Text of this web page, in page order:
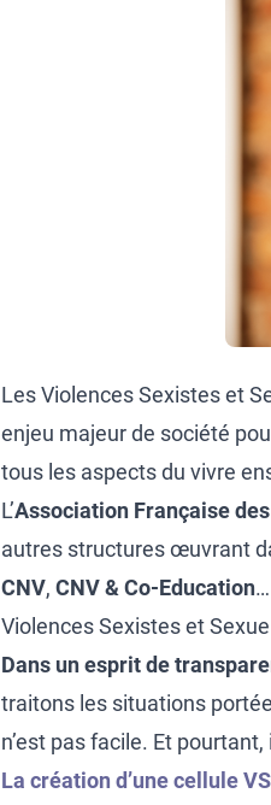
Les Violences Sexistes et
enjeu majeur de société
tous les aspects du vivre
L’Association Française
autres structures œuvrant
CNV, CNV & Co-Education
Violences Sexistes et
Dans un esprit de
traitons les situations
n’est pas facile. Et
La création d’une cellule